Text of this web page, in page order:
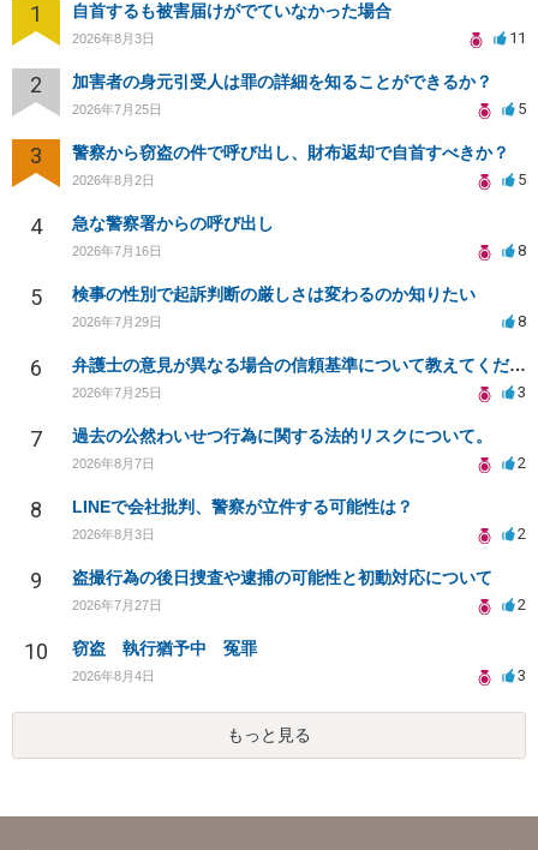
1 自首するも被害届けがでていなかった場合
2026年8月3日 11
2 加害者の身元引受人は罪の詳細を知ることができるか？
2026年7月25日 5
3 警察から窃盗の件で呼び出し、財布返却で自首すべきか？
2026年8月2日 5
4 急な警察署からの呼び出し
2026年7月16日 8
5 検事の性別で起訴判断の厳しさは変わるのか知りたい
2026年7月29日 8
6 弁護士の意見が異なる場合の信頼基準について教えてください
2026年7月25日 3
7 過去の公然わいせつ行為に関する法的リスクについて。
2026年8月7日 2
8 LINEで会社批判、警察が立件する可能性は？
2026年8月3日 2
9 盗撮行為の後日捜査や逮捕の可能性と初動対応について
2026年7月27日 2
10 窃盗 執行猶予中 冤罪
2026年8月4日 3
もっと見る